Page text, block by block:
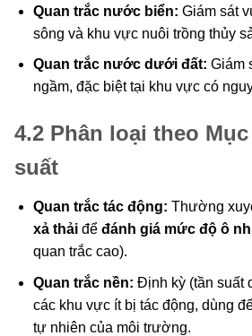
Quan trắc nước biển: Giám sát
sông và khu vực nuôi trồng thủy
Quan trắc nước dưới đất: Giám
ngầm, đặc biệt tại khu vực có
4.2 Phân loại theo
suất
Quan trắc tác động: Thường
xả thảiđể đánh giá mức độ ô
quan trắc cao).
Quan trắc nền: Định kỳ (tần suất
các khu vực ít bị tác động, dùng
tự nhiên của môi trường.